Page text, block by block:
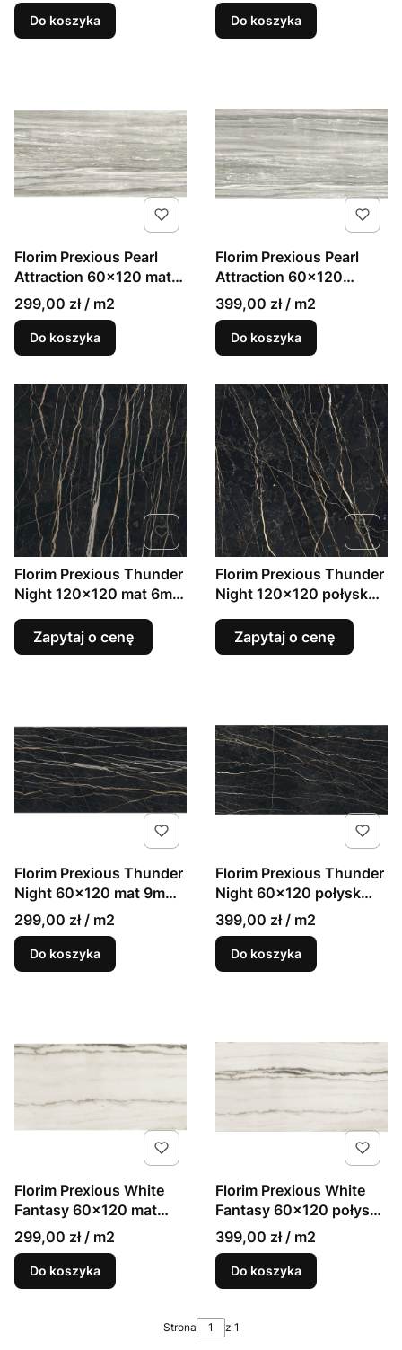
Do koszyka Do koszyka
Florim Prexious Pearl
Attraction 60x120 mat
9mm gres marmur
299,00 zł / m2
Do koszyka
Florim Prexious Pearl
Attraction 60x120
połysk 9mm gres
marmur
399,00 zł / m2
Do koszyka
Florim Prexious Thunder
Night 120x120 mat 6mm
Zapytaj o cenę
Florim Prexious Thunder
Night 120x120 połysk
Zapytaj o cenę
Florim Prexious Thunder
Night 60x120 mat 9mm
gres marmur
299,00 zł / m2
Do koszyka
Florim Prexious Thunder
Night 60x120 połysk
9mm gres marmur
399,00 zł / m2
Do koszyka
Florim Prexious White
Fantasy 60x120 mat
9mm gres marmur
299,00 zł / m2
Do koszyka
Florim Prexious White
Fantasy 60x120 połysk
9mm gres marmur
399,00 zł / m2
Do koszyka
Strona z 1